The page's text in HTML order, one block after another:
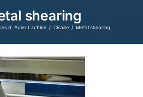
shearing
d’ Acier Lachine Cisaille Metal shearing